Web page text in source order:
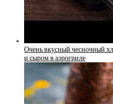
Очень вкусный чесночный
и сыром в аэрогриле